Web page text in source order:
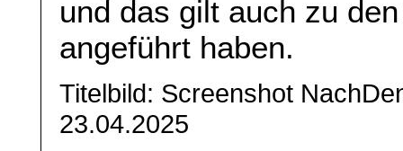
und das gilt auch zu
angeführt haben.
Titelbild: Screenshot
23.04.2025